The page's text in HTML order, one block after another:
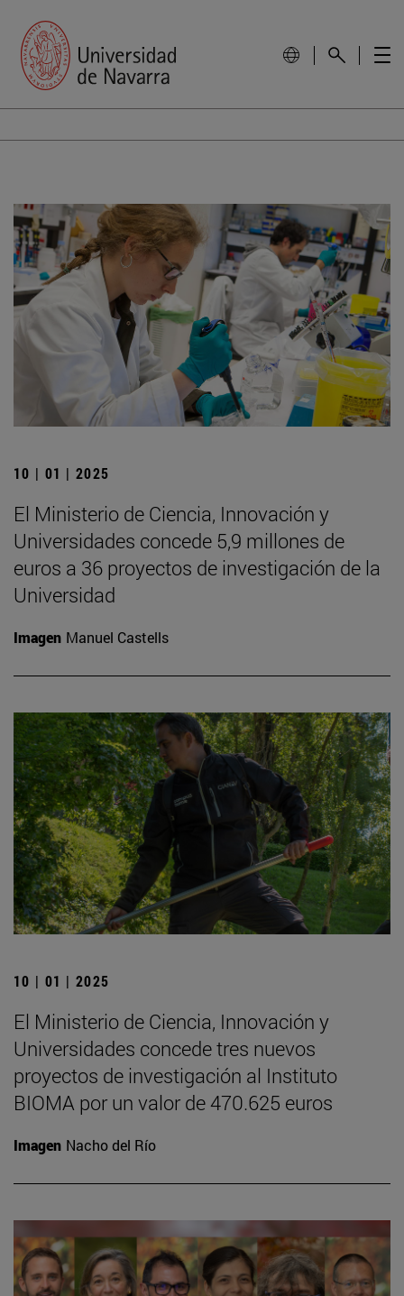
10 | 01 | 2025
El Ministerio de Ciencia, Innovación y
Universidades concede 5,9 millones de
euros a 36 proyectos de investigación de la
Universidad
Imagen Manuel Castells
10 | 01 | 2025
El Ministerio de Ciencia, Innovación y
Universidades concede tres nuevos
proyectos de investigación al Instituto
BIOMA por un valor de 470.625 euros
Imagen Nacho del Río